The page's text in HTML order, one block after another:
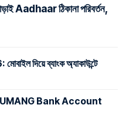
Aadhaar ঠিকানা পরিবর্তন,
দিয়ে ব্যাংক অ্যাকাউন্টে
– UMANG Bank Account